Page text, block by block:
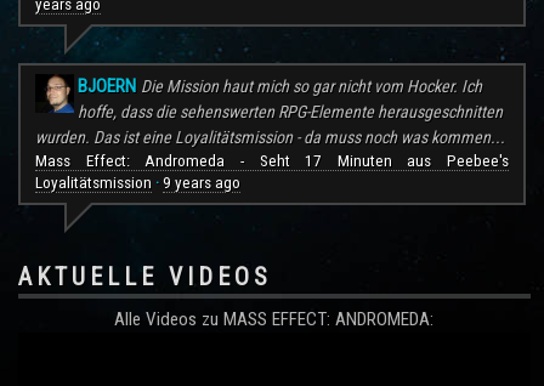
years ago
BJOERN Die Mission haut mich so gar nicht vom Hocker. Ich
hoffe, dass die sehenswerten RPG-Elemente herausgeschnitten
wurden. Das ist eine Loyalitätsmission - da muss noch was kommen...
Mass Effect: Andromeda - Seht 17 Minuten aus Peebee's
Loyalitätsmission · 9 years ago
AKTUELLE VIDEOS
Alle Videos zu MASS EFFECT: ANDROMEDA: